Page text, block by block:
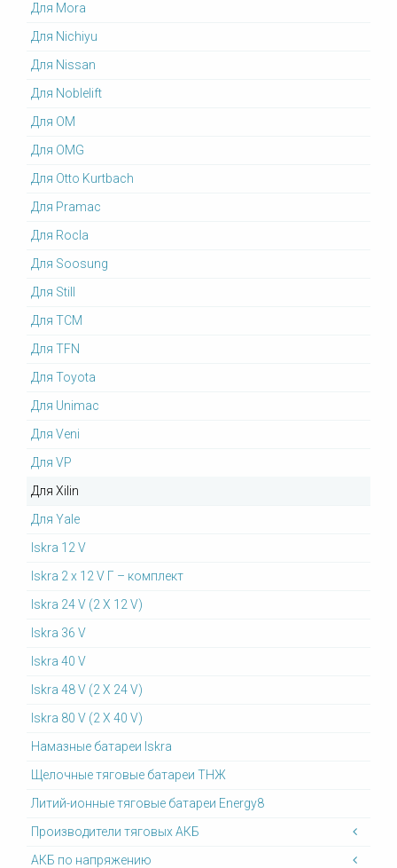
Для Mora
Для Nichiyu
Для Nissan
Для Noblelift
Для OM
Для OMG
Для Otto Kurtbach
Для Pramac
Для Rocla
Для Soosung
Для Still
Для TCM
Для TFN
Для Toyota
Для Unimac
Для Veni
Для VP
Для Xilin
Для Yale
Iskra 12 V
Iskra 2 x 12 V Г – комплект
Iskra 24 V (2 X 12 V)
Iskra 36 V
Iskra 40 V
Iskra 48 V (2 X 24 V)
Iskra 80 V (2 X 40 V)
Намазные батареи Iskra
Щелочные тяговые батареи ТНЖ
Литий-ионные тяговые батареи Energy8
Производители тяговых АКБ
АКБ по напряжению